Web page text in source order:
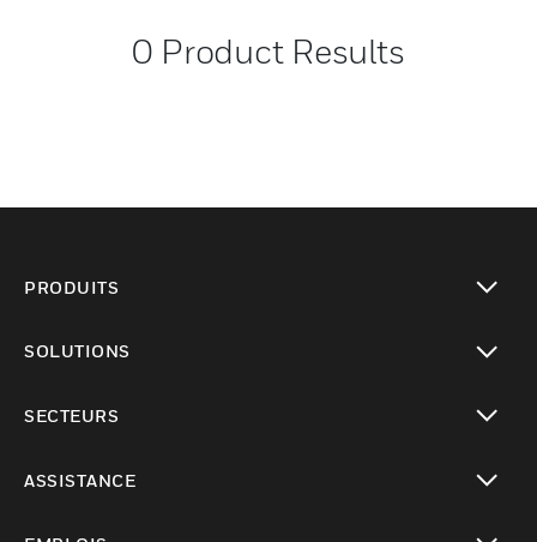
0 Product Results
PRODUITS
SOLUTIONS
SECTEURS
ASSISTANCE